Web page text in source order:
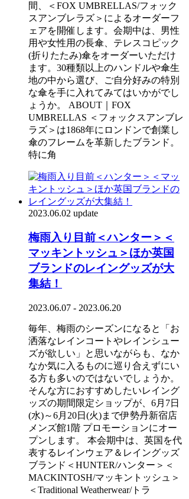
間、＜FOX UMBRELLAS/フォック
スアンブレラズ＞によるオーダーフ
ェアを開催します。会期中は、男性
用や女性用の長傘、テレスコピック
(折りたたみ)傘をオーダーいただけ
ます。30種類以上のハンドルや傘生
地の中から選び、ご自分好みの特別
な傘を手に入れてみてはいかがでし
ょうか。 ABOUT｜FOX
UMBRELLAS ＜フォックスアンブレ
ラズ＞は1868年にロンドンで創業し
傘のフレームを革新したブランド。
特に角
2023.06.02 update
梅雨入り目前＜ハンター＞＜
マッキントッシュ＞ほか英国
ブランドのレイングッズが大
集結！
2023.06.07 - 2023.06.20
毎年、梅雨のシーズンになると「お
洒落なレインコートやレインシュー
ズが欲しい」と思いながらも、なか
なか気に入るものに巡り合えずにい
る方も多いのではないでしょうか。
そんな方におすすめしたいレイング
ッズの期間限定ショップが、6月7日
(水)～6月20日(火)まで伊勢丹新宿店
メンズ館1階 プロモーションにオー
プンします。 本会期中は、英国を代
表するレインウェア＆レイングッズ
ブランド＜HUNTER/ハンター＞＜
MACKINTOSH/マッキントッシュ＞
＜Traditional Weatherwear/トラ